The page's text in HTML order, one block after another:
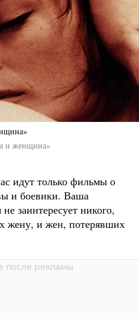
и женщина»
идут только фильмы о
и боевики. Ваша
заинтересует никого,
жену, и жен, потерявших